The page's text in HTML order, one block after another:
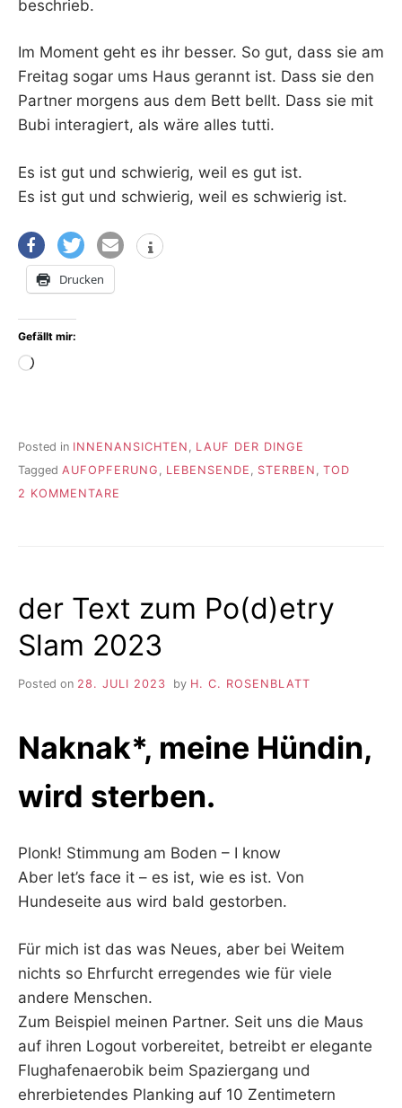
beschrieb.
Im Moment geht es ihr besser. So gut, dass sie am
Freitag sogar ums Haus gerannt ist. Dass sie den
Partner morgens aus dem Bett bellt. Dass sie mit
Bubi interagiert, als wäre alles tutti.
Es ist gut und schwierig, weil es gut ist.
Es ist gut und schwierig, weil es schwierig ist.
Drucken
Gefällt mir:
Wird
Posted in INNENANSICHTEN
LAUF DER DINGE
Tagged AUFOPFERUNG , LEBENSENDE , STERBEN , TOD
2 KOMMENTARE
der Text zum Po(d)etry
Slam 2023
Posted on 28. JULI 2023 by H. C. ROSENBLATT
Naknak*, meine Hündin,
wird sterben.
Plonk! Stimmung am Boden – I know
Aber let’s face it – es ist, wie es ist. Von
Hundeseite aus wird bald gestorben.
Für mich ist das was Neues, aber bei Weitem
nichts so Ehrfurcht erregendes wie für viele
andere Menschen.
Zum Beispiel meinen Partner. Seit uns die Maus
auf ihren Logout vorbereitet, betreibt er elegante
Flughafenaerobik beim Spaziergang und
ehrerbietendes Planking auf 10 Zentimetern